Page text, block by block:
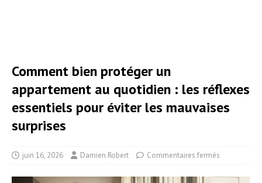
Comment bien protéger un
appartement au quotidien : les réflexes
essentiels pour éviter les mauvaises
surprises
juin 16, 2026 Damien Robert Commentaires fermés